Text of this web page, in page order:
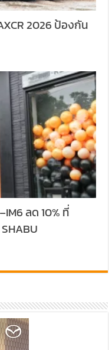
2026 ป้องกัน
ลด 10% ที่
SHABU